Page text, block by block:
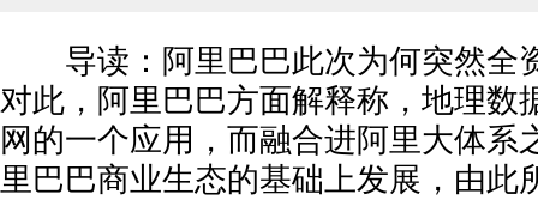
导读：阿里巴巴此次为何突然全
对此，阿里巴巴方面解释称，地理数
网的一个应用，而融合进阿里大体系
里巴巴商业生态的基础上发展，由此